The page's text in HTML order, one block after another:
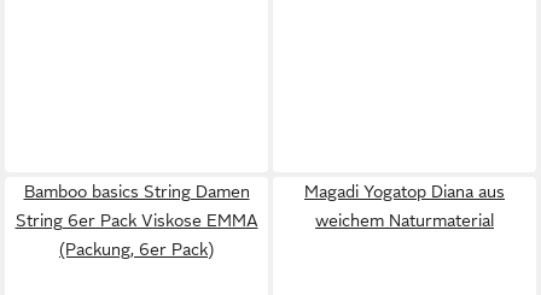
Bamboo basics String Damen
String 6er Pack Viskose EMMA
(Packung, 6er Pack)
Magadi Yogatop Diana aus
weichem Naturmaterial